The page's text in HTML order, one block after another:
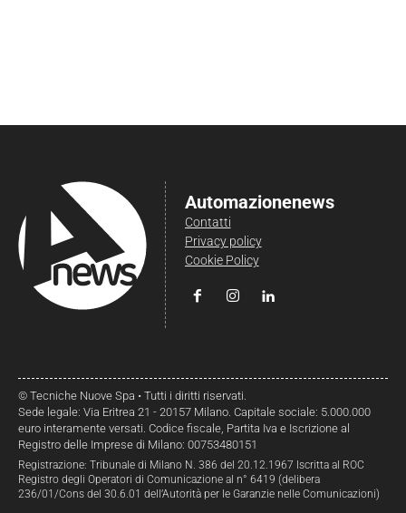
Automazionenews
Contatti
Privacy policy
Cookie Policy
© Tecniche Nuove Spa • Tutti i diritti riservati.
Sede legale: Via Eritrea 21 - 20157 Milano. Capitale sociale: 5.000.000
euro interamente versati. Codice fiscale, Partita Iva e Iscrizione al
Registro delle Imprese di Milano: 00753480151
Registrazione: Tribunale di Milano N. 386 del 20.12.1967 Iscritta al ROC
Registro degli Operatori di Comunicazione al n° 6419 (delibera
236/01/Cons del 30.6.01 dell’Autorità per le Garanzie nelle Comunicazioni)